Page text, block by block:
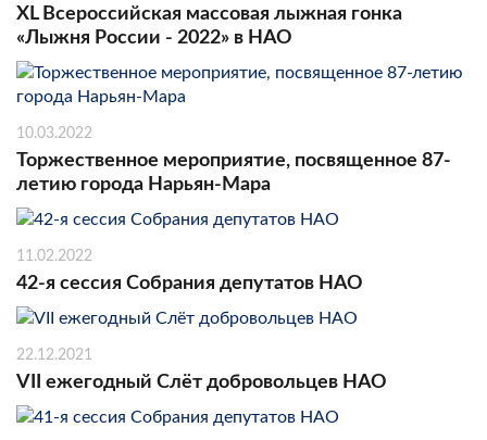
XL Всероссийская массовая лыжная гонка
«Лыжня России - 2022» в НАО
10.03.2022
Торжественное мероприятие, посвященное 87-
летию города Нарьян-Мара
11.02.2022
42-я сессия Собрания депутатов НАО
22.12.2021
VII ежегодный Слёт добровольцев НАО